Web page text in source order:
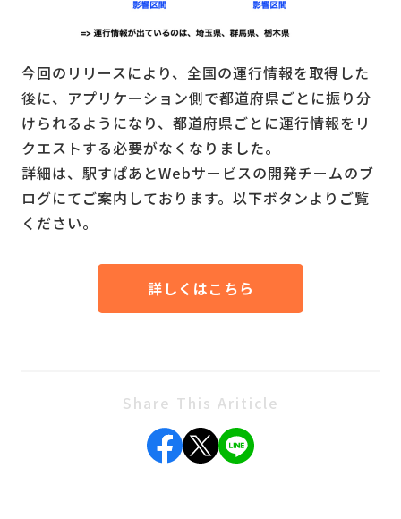
今回のリリースにより、全国の運行情報を取得した
後に、アプリケーション側で都道府県ごとに振り分
けられるようになり、都道府県ごとに運行情報をリ
クエストする必要がなくなりました。
詳細は、駅すぱあとWebサービスの開発チームのブ
ログにてご案内しております。以下ボタンよりご覧
ください。
詳しくはこちら
Share This Ariticle